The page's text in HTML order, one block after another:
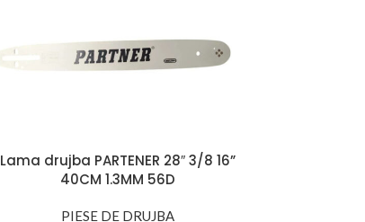
Lama drujba PARTENER 28″ 3/8 16”
40CM 1.3MM 56D
PIESE DE DRUJBA